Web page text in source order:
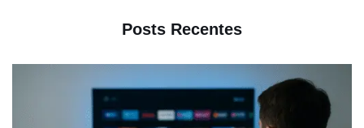
Posts Recentes